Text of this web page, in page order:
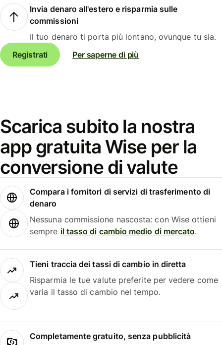
Invia denaro all'estero e risparmia sulle
commissioni
Il tuo denaro ti porta più lontano, ovunque tu sia.
Registrati
Per saperne di più
Scarica subito la nostra
app gratuita Wise per la
conversione di valute
Compara i fornitori di servizi di trasferimento di
denaro
Nessuna commissione nascosta: con Wise ottieni
sempre il tasso di cambio medio di mercato.
Tieni traccia dei tassi di cambio in diretta
Risparmia le tue valute preferite per vedere come
varia il tasso di cambio nel tempo.
Completamente gratuito, senza pubblicità